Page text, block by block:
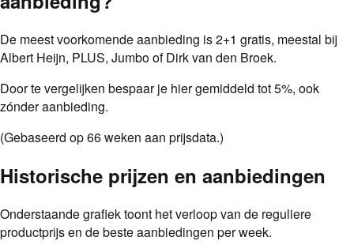
De meest voorkomende aanbieding is2+1 gratis, meestal bij
Albert Heijn, PLUS, Jumbo of Dirk van den Broek.
Door te vergelijken bespaar je hier gemiddeld tot5%, ook
zónder aanbieding.
(Gebaseerd op66weken aan prijsdata.)
Historische prijzen en aanbiedingen
Onderstaande grafiek toont het verloop van de reguliere
productprijs en de beste aanbiedingen per week.